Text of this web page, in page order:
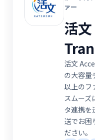
ァー
活
活文
の大容量
以上のフ
スムーズ
タ連携を
送でお困
ださい。